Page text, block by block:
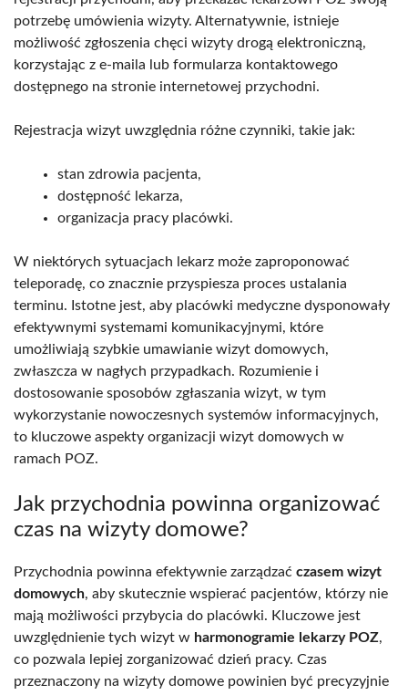
potrzebę umówienia wizyty. Alternatywnie, istnieje
możliwość zgłoszenia chęci wizyty drogą elektroniczną,
korzystając z e-maila lub formularza kontaktowego
dostępnego na stronie internetowej przychodni.
Rejestracja wizyt uwzględnia różne czynniki, takie jak:
stan zdrowia pacjenta,
dostępność lekarza,
organizacja pracy placówki.
W niektórych sytuacjach lekarz może zaproponować
teleporadę, co znacznie przyspiesza proces ustalania
terminu. Istotne jest, aby placówki medyczne dysponowały
efektywnymi systemami komunikacyjnymi, które
umożliwiają szybkie umawianie wizyt domowych,
zwłaszcza w nagłych przypadkach. Rozumienie i
dostosowanie sposobów zgłaszania wizyt, w tym
wykorzystanie nowoczesnych systemów informacyjnych,
to kluczowe aspekty organizacji wizyt domowych w
ramach POZ.
Jak przychodnia powinna organizować
czas na wizyty domowe?
Przychodnia powinna efektywnie zarządzać czasem wizyt
domowych, aby skutecznie wspierać pacjentów, którzy nie
mają możliwości przybycia do placówki. Kluczowe jest
uwzględnienie tych wizyt w harmonogramie lekarzy POZ,
co pozwala lepiej zorganizować dzień pracy. Czas
przeznaczony na wizyty domowe powinien być precyzyjnie